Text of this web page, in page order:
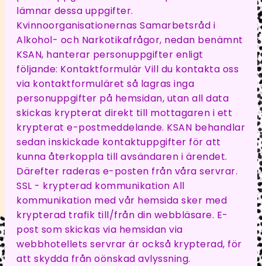
lämnar dessa uppgifter.
Kvinnoorganisationernas Samarbetsråd i
Alkohol- och Narkotikafrågor, nedan benämnt
KSAN, hanterar personuppgifter enligt
följande: Kontaktformulär Vill du kontakta oss
via kontaktformuläret så lagras inga
personuppgifter på hemsidan, utan all data
skickas krypterat direkt till mottagaren i ett
krypterat e-postmeddelande. KSAN behandlar
sedan inskickade kontaktuppgifter för att
kunna återkoppla till avsändaren i ärendet.
Därefter raderas e-posten från våra servrar.
SSL - krypterad kommunikation All
kommunikation med vår hemsida sker med
krypterad trafik till/från din webbläsare. E-
post som skickas via hemsidan via
webbhotellets servrar är också krypterad, för
att skydda från oönskad avlyssning.